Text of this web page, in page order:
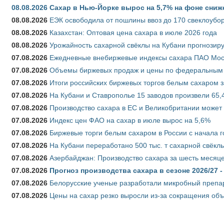
08.08.2026 Сахар в Нью-Йорке вырос на 5,7% на фоне
08.08.2026 ЕЭК освободила от пошлины ввоз до 170
08.08.2026 Казахстан: Оптовая цена сахара в июле 2026 года
08.08.2026 Урожайность сахарной свёклы на Кубани
07.08.2026 Ежедневные внебиржевые индексы сахара ПАО
07.08.2026 Объемы биржевых продаж и цены по федеральным
07.08.2026 Итоги российских биржевых торгов белым сахаром
07.08.2026 На Кубани и Ставрополье 15 заводов произвели
07.08.2026 Производство сахара в ЕС и Великобритании
07.08.2026 Индекс цен ФАО на сахар в июле вырос на 5,6%
07.08.2026 Биржевые торги белым сахаром в России с начала
07.08.2026 На Кубани переработано 500 тыс. т сахарной
07.08.2026 Азербайджан: Производство сахара за шесть
07.08.2026 Прогноз производства сахара в сезоне 2026/
07.08.2026 Белорусские ученые разработали микробный
07.08.2026 Цены на сахар резко выросли из-за сокращения